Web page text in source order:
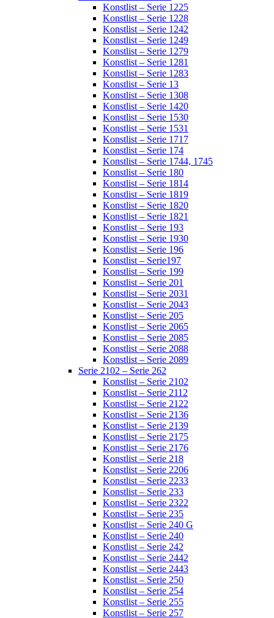
Konstlist – Serie 1225
Konstlist – Serie 1228
Konstlist – Serie 1242
Konstlist – Serie 1249
Konstlist – Serie 1279
Konstlist – Serie 1281
Konstlist – Serie 1283
Konstlist – Serie 13
Konstlist – Serie 1308
Konstlist – Serie 1420
Konstlist – Serie 1530
Konstlist – Serie 1531
Konstlist – Serie 1717
Konstlist – Serie 174
Konstlist – Serie 1744, 1745
Konstlist – Serie 180
Konstlist – Serie 1814
Konstlist – Serie 1819
Konstlist – Serie 1820
Konstlist – Serie 1821
Konstlist – Serie 193
Konstlist – Serie 1930
Konstlist – Serie 196
Konstlist – Serie197
Konstlist – Serie 199
Konstlist – Serie 201
Konstlist – Serie 2031
Konstlist – Serie 2043
Konstlist – Serie 205
Konstlist – Serie 2065
Konstlist – Serie 2085
Konstlist – Serie 2088
Konstlist – Serie 2089
Serie 2102 – Serie 262
Konstlist – Serie 2102
Konstlist – Serie 2112
Konstlist – Serie 2122
Konstlist – Serie 2136
Konstlist – Serie 2139
Konstlist – Serie 2175
Konstlist – Serie 2176
Konstlist – Serie 218
Konstlist – Serie 2206
Konstlist – Serie 2233
Konstlist – Serie 233
Konstlist – Serie 2322
Konstlist – Serie 235
Konstlist – Serie 240 G
Konstlist – Serie 240
Konstlist – Serie 242
Konstlist – Serie 2442
Konstlist – Serie 2443
Konstlist – Serie 250
Konstlist – Serie 254
Konstlist – Serie 255
Konstlist – Serie 257